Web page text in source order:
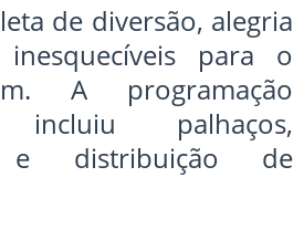
de diversão, alegria
para o
A programação
incluiu palhaços,
e distribuição de